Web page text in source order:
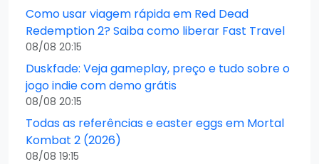
Como usar viagem rápida em Red Dead
Redemption 2? Saiba como liberar Fast Travel
08/08 20:15
Duskfade: Veja gameplay, preço e tudo sobre o
jogo indie com demo grátis
08/08 20:15
Todas as referências e easter eggs em Mortal
Kombat 2 (2026)
08/08 19:15